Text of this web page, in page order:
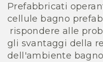
Prefabbricati
cellule bagno
rispondere alle
gli svantaggi della
dell'ambiente